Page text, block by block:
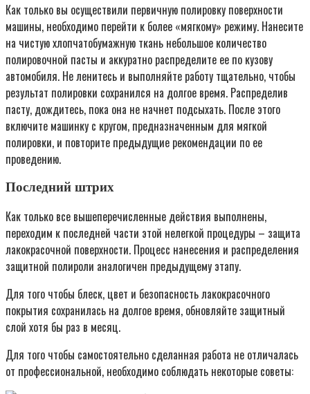
Как только вы осуществили первичную полировку поверхности
машины, необходимо перейти к более «мягкому» режиму. Нанесите
на чистую хлопчатобумажную ткань небольшое количество
полировочной пасты и аккуратно распределите ее по кузову
автомобиля. Не ленитесь и выполняйте работу тщательно, чтобы
результат полировки сохранился на долгое время. Распределив
пасту, дождитесь, пока она не начнет подсыхать. После этого
включите машинку с кругом, предназначенным для мягкой
полировки, и повторите предыдущие рекомендации по ее
проведению.
Последний штрих
Как только все вышеперечисленные действия выполнены,
переходим к последней части этой нелегкой процедуры – защита
лакокрасочной поверхности. Процесс нанесения и распределения
защитной полироли аналогичен предыдущему этапу.
Для того чтобы блеск, цвет и безопасность лакокрасочного
покрытия сохранилась на долгое время, обновляйте защитный
слой хотя бы раз в месяц.
Для того чтобы самостоятельно сделанная работа не отличалась
от профессиональной, необходимо соблюдать некоторые советы: